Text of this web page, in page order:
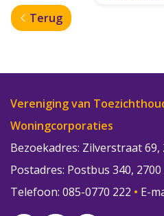
Terug
Vereniging van
Woningcorporaties
Bezoekadres: Zilverstraat 69,
Postadres: Postbus 340,
Telefoon: 085-0770 222 • E-